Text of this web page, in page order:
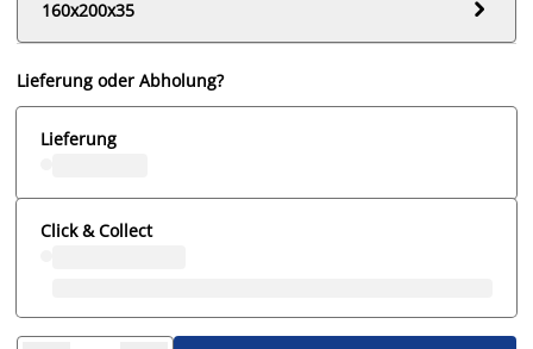
160x200x35

Lieferung oder Abholung?
Lieferung
Click & Collect